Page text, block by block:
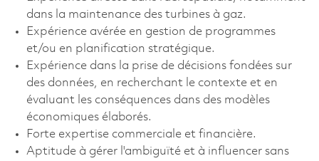
dans la maintenance des turbines à gaz.
Expérience avérée en gestion de programmes
et/ou en planification stratégique.
Expérience dans la prise de décisions fondées sur
des données, en recherchant le contexte et en
évaluant les conséquences dans des modèles
économiques élaborés.
Forte expertise commerciale et financière.
Aptitude à gérer l'ambiguïté et à influencer sans